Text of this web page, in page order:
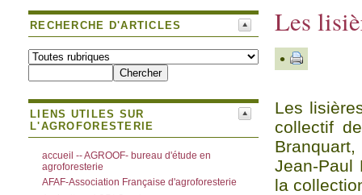
RECHERCHE D'ARTICLES
LIENS UTILES SUR
L'AGROFORESTERIE
accueil -- AGROOF- bureau d'étude en
agroforesterie
AFAF-Association Française d'agroforesterie
Les
•
Les
collectif
Branquart,
Jean-Paul
la